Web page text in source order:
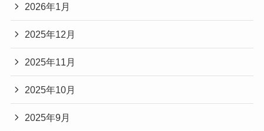
2026年1月
2025年12月
2025年11月
2025年10月
2025年9月